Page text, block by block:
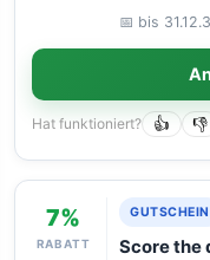
📅 bis
Hat funktioniert? 👍 👎
7%
RABATT
GUTSCHEIN
Score the